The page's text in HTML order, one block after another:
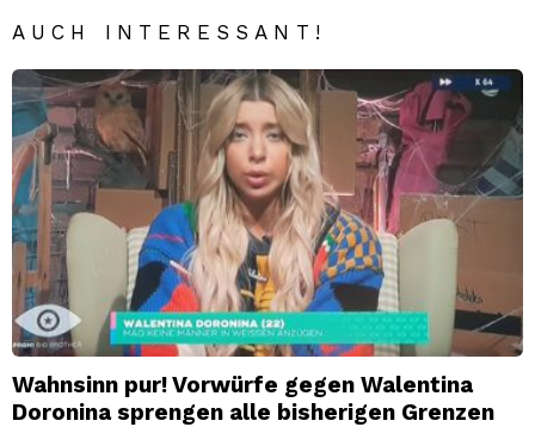
AUCH INTERESSANT!
Wahnsinn pur! Vorwürfe gegen Walentina
Doronina sprengen alle bisherigen Grenzen